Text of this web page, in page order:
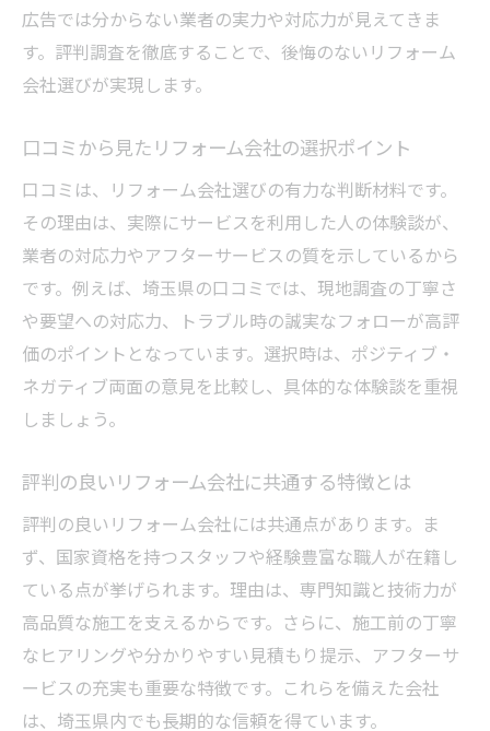
広告では分からない業者の実力や対応力が見えてきま
す。評判調査を徹底することで、後悔のないリフォーム
会社選びが実現します。
口コミから見たリフォーム会社の選択ポイント
口コミは、リフォーム会社選びの有力な判断材料です。
その理由は、実際にサービスを利用した人の体験談が、
業者の対応力やアフターサービスの質を示しているから
です。例えば、埼玉県の口コミでは、現地調査の丁寧さ
や要望への対応力、トラブル時の誠実なフォローが高評
価のポイントとなっています。選択時は、ポジティブ・
ネガティブ両面の意見を比較し、具体的な体験談を重視
しましょう。
評判の良いリフォーム会社に共通する特徴とは
評判の良いリフォーム会社には共通点があります。ま
ず、国家資格を持つスタッフや経験豊富な職人が在籍し
ている点が挙げられます。理由は、専門知識と技術力が
高品質な施工を支えるからです。さらに、施工前の丁寧
なヒアリングや分かりやすい見積もり提示、アフターサ
ービスの充実も重要な特徴です。これらを備えた会社
は、埼玉県内でも長期的な信頼を得ています。